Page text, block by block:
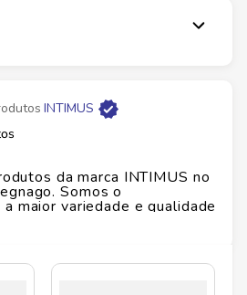
conforto e proteção constantes.
para noites tranquilas.
Noturno com abas
INTIMUS
da marca INTIMUS no
Somos o
maior variedade e qualidade
, confira abaixo: